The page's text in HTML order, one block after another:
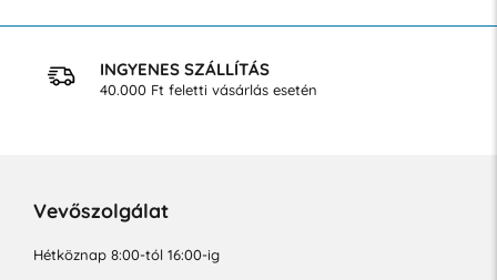
INGYENES SZÁLLÍTÁS
40.000 Ft feletti vásárlás esetén
Vevőszolgálat
Hétköznap 8:00-tól 16:00-ig